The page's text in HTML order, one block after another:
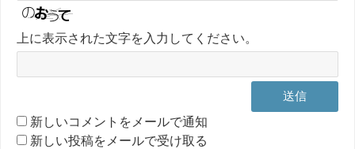
上に表示された文字を入力してください。
新しいコメントをメールで通知
新しい投稿をメールで受け取る